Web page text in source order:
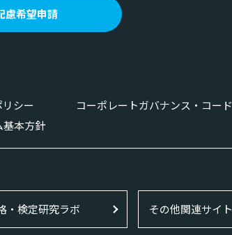
慮希望申請
シー
コーポレートガバナンス・コード
基本方針
・検定研究ラボ その他関連サイト